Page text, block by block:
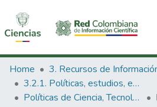
Communities & Collections
All of DSpace
Home
3.2.1. Políticas, estudios, evaluaciones e indicadores de CTeI
Políticas de Ciencia, Tecnología e Innovación